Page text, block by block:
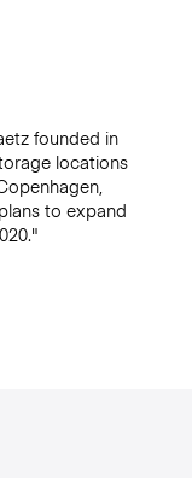
founded in
locations
to expand